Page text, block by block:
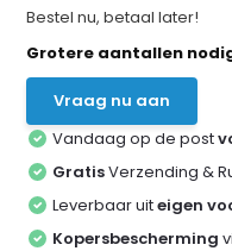
Bestel nu, betaal later!
Grotere aantallen
Vraag nu aan
Vandaag op de post
GratisVerzending &
Leverbaar uiteigen
Kopersbescherming